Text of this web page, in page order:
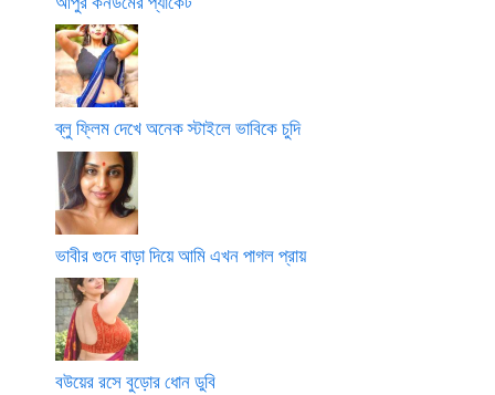
ব্লু ফ্লিম দেখে অনেক স্টাইলে ভাবিকে চুদি
ভাবীর গুদে বাড়া দিয়ে আমি এখন পাগল প্রায়
বউয়ের রসে বুড়োর ধোন ডুবি